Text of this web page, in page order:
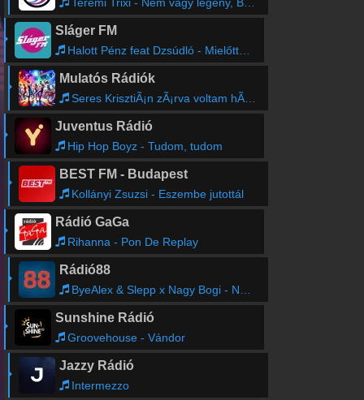
Sláger FM
Halott Pénz feat Dzsúdló - Mielőtt megismertelek (PI)
Mulatós Rádiók
Seres KrisztiÃ¡n zÃ¡rva voltam hÃ¡rom Ã©vig 2018 mix
Juventus Rádió
Hip Hop Boyz - Tudom, tudom
BEST FM - Budapest
Kollányi Zsuzsi - Eszembe jutottál
Rádió GaGa
Rihanna - Pon De Replay
Rádió88
ByeAlex & Slepp x Nagy Bogi - Nem hiszek
Sunshine Rádió
Groovehouse - Vándor
Jazzy Rádió
Intermezzo